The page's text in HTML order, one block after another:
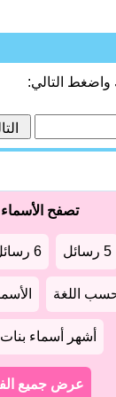
التالي:
تصفح
5 رسائل 6 رسائل
اللغة
أشهر أسماء بنات
عرض جميع